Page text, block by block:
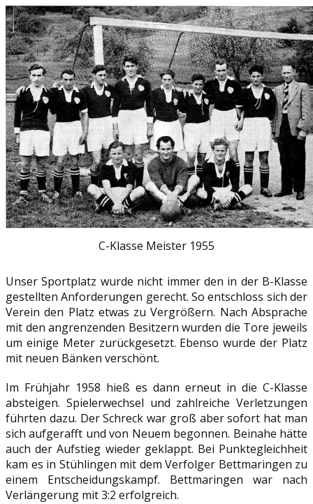
C-Klasse Meister 1955
Unser Sportplatz wurde nicht immer den in der B-Klasse
gestellten Anforderungen gerecht. So entschloss sich der
Verein den Platz etwas zu Vergrößern. Nach Absprache
mit den angrenzenden Besitzern wurden die Tore jeweils
um einige Meter zurückgesetzt. Ebenso wurde der Platz
mit neuen Bänken verschönt.
Im Frühjahr 1958 hieß es dann erneut in die C-Klasse
absteigen. Spielerwechsel und zahlreiche Verletzungen
führten dazu. Der Schreck war groß aber sofort hat man
sich aufgerafft und von Neuem begonnen. Beinahe hätte
auch der Aufstieg wieder geklappt. Bei Punktegleichheit
kam es in Stühlingen mit dem Verfolger Bettmaringen zu
einem Entscheidungskampf. Bettmaringen war nach
Verlängerung mit 3:2 erfolgreich.